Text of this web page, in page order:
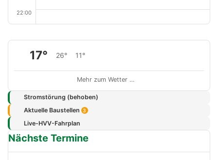
22:00
17° 26° 11°
Mehr zum Wetter …
Stromstörung (behoben)
Aktuelle Baustellen 3
Live-HVV-Fahrplan
Nächste Termine